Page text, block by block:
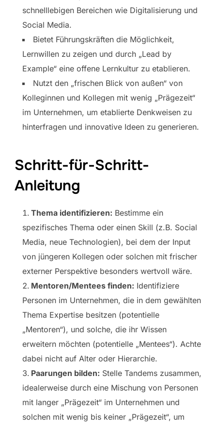
schnelllebigen Bereichen wie Digitalisierung und
Social Media.
Bietet Führungskräften die Möglichkeit,
Lernwillen zu zeigen und durch „Lead by
Example“ eine offene Lernkultur zu etablieren.
Nutzt den „frischen Blick von außen“ von
Kolleginnen und Kollegen mit wenig „Prägezeit“
im Unternehmen, um etablierte Denkweisen zu
hinterfragen und innovative Ideen zu generieren.
Schritt-für-Schritt-
Anleitung
Thema identifizieren: Bestimme ein
spezifisches Thema oder einen Skill (z.B. Social
Media, neue Technologien), bei dem der Input
von jüngeren Kollegen oder solchen mit frischer
externer Perspektive besonders wertvoll wäre.
Mentoren/Mentees finden: Identifiziere
Personen im Unternehmen, die in dem gewählten
Thema Expertise besitzen (potentielle
„Mentoren“), und solche, die ihr Wissen
erweitern möchten (potentielle „Mentees“). Achte
dabei nicht auf Alter oder Hierarchie.
Paarungen bilden: Stelle Tandems zusammen,
idealerweise durch eine Mischung von Personen
mit langer „Prägezeit“ im Unternehmen und
solchen mit wenig bis keiner „Prägezeit“, um